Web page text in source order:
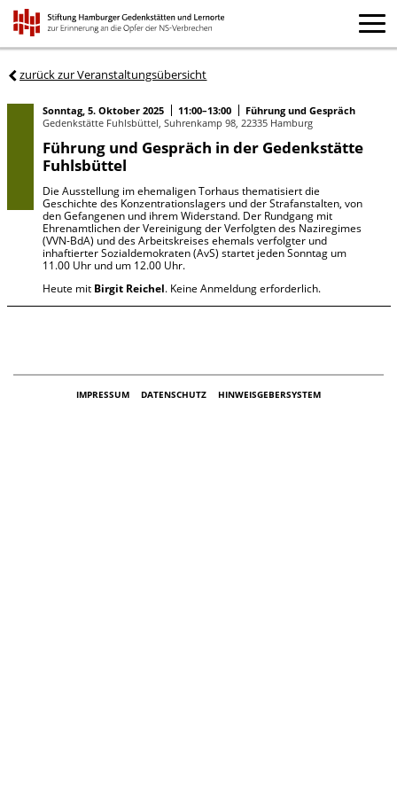
zurück zur Veranstaltungsübersicht
Sonntag, 5. Oktober 2025 11:00–13:00
Führung und Gespräch
Gedenkstätte Fuhlsbüttel, Suhrenkamp 98, 22335 Hamburg
Führung und Gespräch in der Gedenkstätte
Fuhlsbüttel
Die Ausstellung im ehemaligen Torhaus thematisiert die
Geschichte des Konzentrationslagers und der Strafanstalten, von
den Gefangenen und ihrem Widerstand. Der Rundgang mit
Ehrenamtlichen der Vereinigung der Verfolgten des Naziregimes
(VVN-BdA) und des Arbeitskreises ehemals verfolgter und
inhaftierter Sozialdemokraten (AvS) startet jeden Sonntag um
11.00 Uhr und um 12.00 Uhr.
Heute mit Birgit Reichel. Keine Anmeldung erforderlich.
IMPRESSUM DATENSCHUTZ HINWEISGEBERSYSTEM